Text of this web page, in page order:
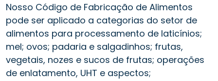
Nosso Código de Fabricação de Alimentos
pode ser aplicado a categorias do setor de
alimentos para processamento de laticínios;
mel; ovos; padaria e salgadinhos; frutas,
vegetais, nozes e sucos de frutas; operações
de enlatamento, UHT e aspectos;